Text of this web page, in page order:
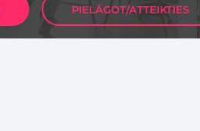
PIELĀGOT/ATTEIKTIES